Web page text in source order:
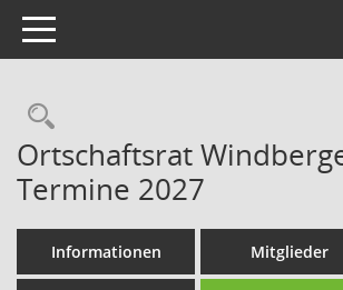
Toggle navigation
Rechercheauswahl
Ortschaftsrat
Termine 2027
Informationen Mitglieder